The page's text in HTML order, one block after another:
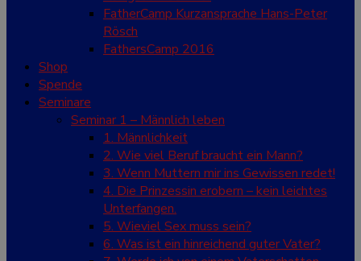
FatherCamp Kurzansprache Hans-Peter
Rösch
FathersCamp 2016
Shop
Spende
Seminare
Seminar 1 – Männlich leben
1. Männlichkeit
2. Wie viel Beruf braucht ein Mann?
3. Wenn Muttern mir ins Gewissen redet!
4. Die Prinzessin erobern – kein leichtes
Unterfangen.
5. Wieviel Sex muss sein?
6. Was ist ein hinreichend guter Vater?